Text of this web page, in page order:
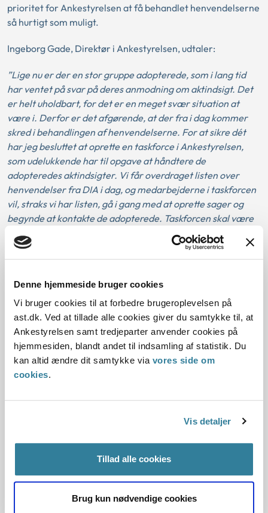
Denne hjemmeside bruger cookies
Vi bruger cookies til at forbedre brugeroplevelsen på
ast.dk. Ved at tillade alle cookies giver du samtykke til, at
Ankestyrelsen samt tredjeparter anvender cookies på
hjemmesiden, blandt andet til indsamling af statistik. Du
kan altid ændre dit samtykke via vores side om
cookies.
Vis detaljer
Tillad alle cookies
Brug kun nødvendige cookies
prioritet for Ankestyrelsen at få behandlet henvendelserne
så hurtigt som muligt.
Ingeborg Gade, Direktør i Ankestyrelsen,udtaler:
”Lige nu er der en stor gruppe adopterede, som i lang tid
har ventet på svar på deres anmodning om aktindsigt. Det
er helt uholdbart, for det er en meget svær situation at
være i. Derfor er det afgørende, at der fra i dag kommer
skred i behandlingen af henvendelserne. For at sikre dét
har jeg besluttet at oprette en taskforce i Ankestyrelsen,
som udelukkende har til opgave at håndtere de
adopteredes aktindsigter. Vi får overdraget listen over
henvendelser fra DIA i dag, og medarbejderne i taskforcen
vil, straks vi har listen, gå i gang med at oprette sager og
begynde at kontakte de adopterede. Taskforcen skal være
færdig med at behandle de 500 henvendelser om
aktindsigt inden for 3 måneder, fra vi modtager sagerne .
Vi har et tæt og godt samarbejde med Rigsarkivet om
Ankestyrelsen prioriterer sagsbehandlingen af
aktindsigterne, så de henvendelser, der har ventet længst,
bliver behandlet først.
Også borgere med nye henvendelser om aktindsigt kan
kontakte Ankestyrelsen. Vi vil herefter notere
adgang til akterne.
Du kan kontakte Ankestyrelsen via vores kontaktformular,
som du finder her:
Kontakt Ankestyrelsen